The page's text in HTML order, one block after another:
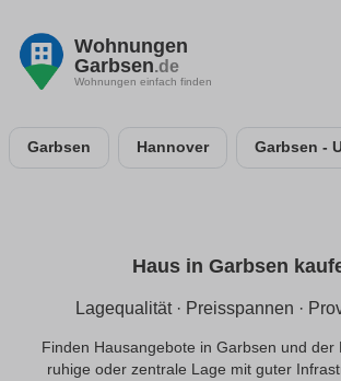
Wohnungen
Garbsen.de
Wohnungen einfach finden
Garbsen Hannover Garbsen -
Haus in Garbsen
Lagequalität · Preisspannen ·
Finden Hausangebote in Garbsen und der
ruhige oder zentrale Lage mit guter